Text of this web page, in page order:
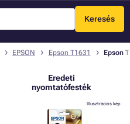
Keresés
Menü
EPSON Epson T1631 Epson
Eredeti
nyomtatófesték
Illusztrációs kép